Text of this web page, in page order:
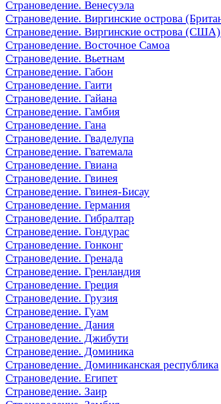
Страноведение. Венесуэла
Страноведение. Виргинские острова
Страноведение. Виргинские острова (США)
Страноведение. Восточное Самоа
Страноведение. Вьетнам
Страноведение. Габон
Страноведение. Гаити
Страноведение. Гайана
Страноведение. Гамбия
Страноведение. Гана
Страноведение. Гваделупа
Страноведение. Гватемала
Страноведение. Гвиана
Страноведение. Гвинея
Страноведение. Гвинея-Бисау
Страноведение. Германия
Страноведение. Гибралтар
Страноведение. Гондурас
Страноведение. Гонконг
Страноведение. Гренада
Страноведение. Гренландия
Страноведение. Греция
Страноведение. Грузия
Страноведение. Гуам
Страноведение. Дания
Страноведение. Джибути
Страноведение. Доминика
Страноведение. Доминиканская республика
Страноведение. Египет
Страноведение. Заир